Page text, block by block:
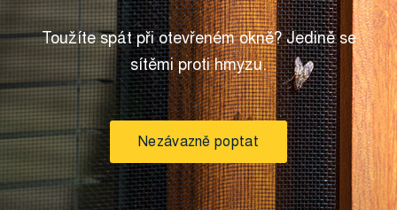
Toužíte spát při otevřeném okně? Jedině se
sítěmi proti hmyzu.
Nezávazně poptat